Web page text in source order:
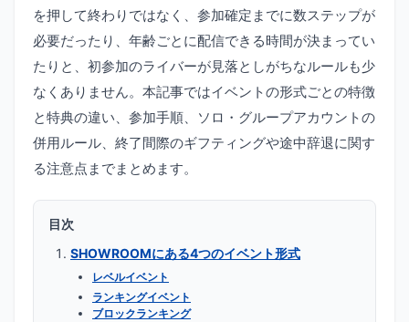
を押して終わりではなく、参加確定までに数ステップが
必要だったり、年齢ごとに配信できる時間が決まってい
たりと、初参加のライバーが見落としがちなルールも少
なくありません。本記事ではイベントの形式ごとの特徴
と特典の違い、参加手順、ソロ・グループアカウントの
併用ルール、終了間際のギフティングや途中辞退に関す
る注意点までまとめます。
目次
SHOWROOMにある4つのイベント形式
レベルイベント
ランキングイベント
ブロックランキング